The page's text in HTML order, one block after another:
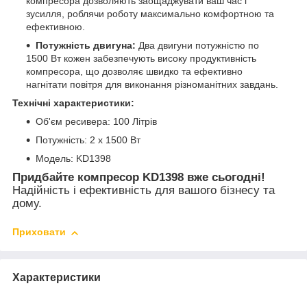
зусилля, роблячи роботу максимально комфортною та
ефективною.
Потужність двигуна: Два двигуни потужністю по
1500 Вт кожен забезпечують високу продуктивність
компресора, що дозволяє швидко та ефективно
нагнітати повітря для виконання різноманітних завдань.
Технічні характеристики:
Об'єм ресивера: 100 Літрів
Потужність: 2 x 1500 Вт
Модель: KD1398
Придбайте компресор KD1398 вже сьогодні!
Надійність і ефективність для вашого бізнесу та
дому.
Приховати
Характеристики